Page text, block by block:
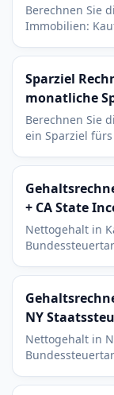
Berechnen Sie
Immobilien:
Kapital.
Sparziel
monatliche
Berechnen Sie
ein Sparziel
+ CA State
Nettogehalt in
NY
Nettogehalt in
Steuer.